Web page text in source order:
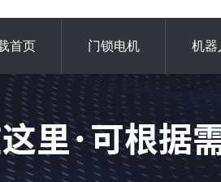
首页 门锁电机 机器